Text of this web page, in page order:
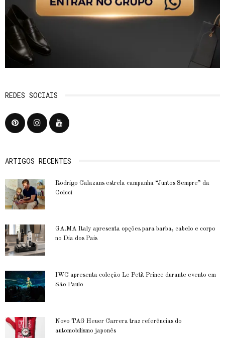
REDES SOCIAIS
ARTIGOS RECENTES
Rodrigo Calazans estrela campanha “Juntos Sempre” da
Colcci
GA.MA Italy apresenta opções para barba, cabelo e corpo
no Dia dos Pais
IWC apresenta coleção Le Petit Prince durante evento em
São Paulo
Novo TAG Heuer Carrera traz referências do
automobilismo japonês